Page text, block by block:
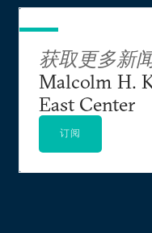
获取更多新
Malcolm H.
East Center
订阅